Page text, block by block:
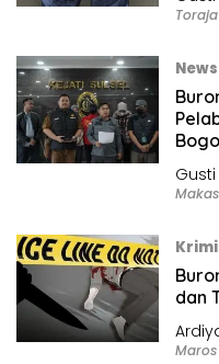
Toraja
News
dan
Maros